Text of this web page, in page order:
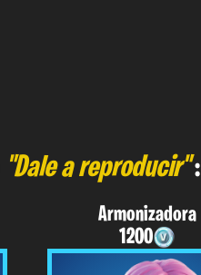
"Dale a reproducir":
Armonizadora
1200